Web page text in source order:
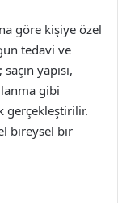
göre kişiye özel
tedavi ve
yapısı,
gibi
gerçekleştirilir.
bireysel bir